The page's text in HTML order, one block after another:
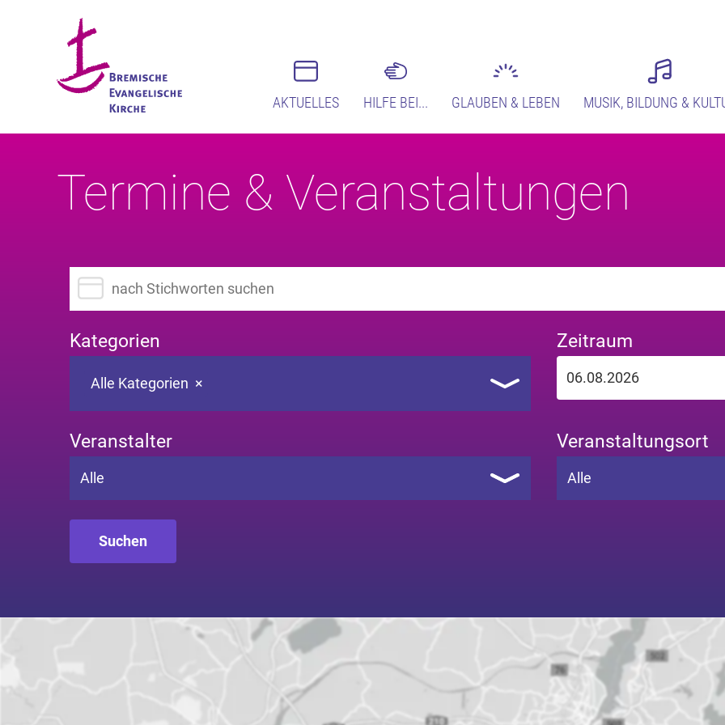
AKTUELLES HILFE BEI... GLAUBEN & LEBEN MUSIK, BILDUNG &
Termine & Veranstaltungen
Suchbegriff eingeben
Kategorien
×
Alle Kategorien
Zeitraum
Veranstalter
Alle
Veranstaltungsort
Alle